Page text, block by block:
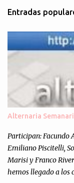
e
n
t
o
s
Entradas
Alternaria
Participan: Facundo
Emiliano Piscitelli,
Marisi y Franco
hemos llegado a los